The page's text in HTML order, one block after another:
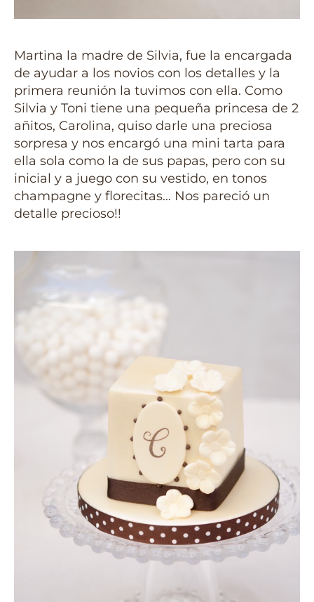
Martina la madre de Silvia, fue la encargada
de ayudar a los novios con los detalles y la
primera reunión la tuvimos con ella. Como
Silvia y Toni tiene una pequeña princesa de 2
añitos, Carolina, quiso darle una preciosa
sorpresa y nos encargó una mini tarta para
ella sola como la de sus papas, pero con su
inicial y a juego con su vestido, en tonos
champagne y florecitas… Nos pareció un
detalle precioso!!